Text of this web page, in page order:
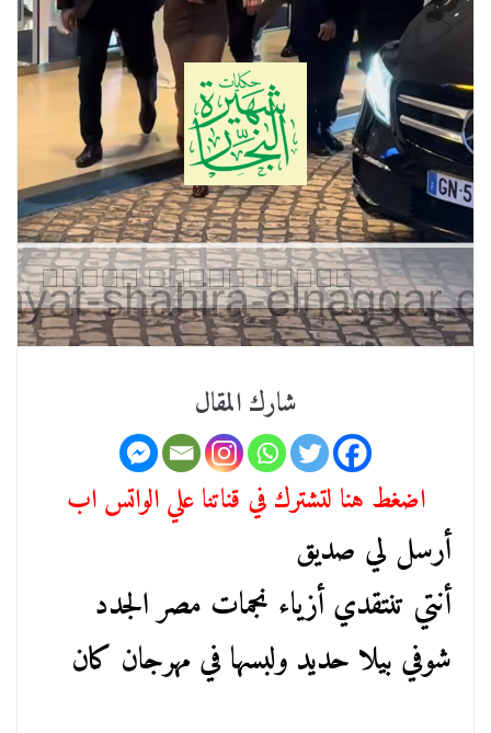
شارك المقال
اضغط هنا لتشترك في قناتنا علي الواتس اب
أرسل لي صديق
أنتي تنتقدي أزياء نجمات مصر الجدد
شوفي بيلا حديد ولبسها في مهرجان كان